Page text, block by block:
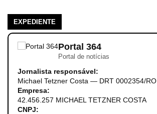
EXPEDIENTE
Portal 364
Portal de notícias
Jornalista responsável:
Michael Tetzner Costa — DRT 0002354/RO
Empresa:
42.456.257 MICHAEL TETZNER COSTA
CNPJ: